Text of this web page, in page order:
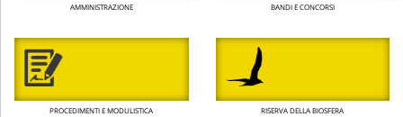
AMMINISTRAZIONE BANDI E CONCORSI
PROCEDIMENTI E MODULISTICA RISERVA DELLA BIOSFERA